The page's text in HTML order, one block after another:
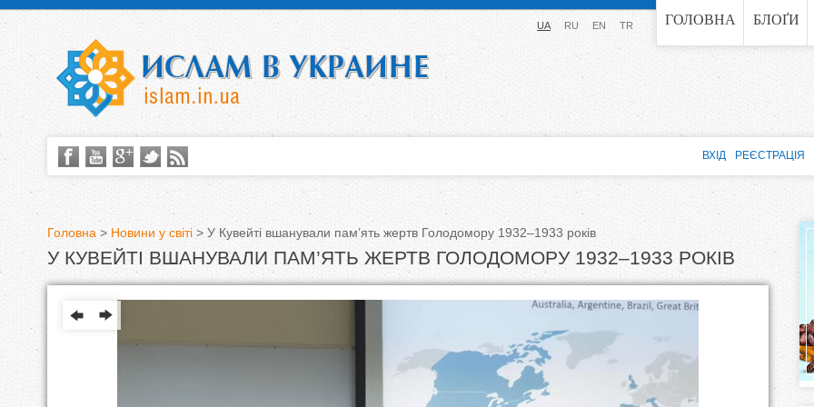
Jump to navigation ГОЛОВНА БЛОҐИ
UA RU EN TR
В
Головна > Новини у світі > У Кувейті вшанували пам’ять жертв Голодомору 1932–1933 років
У КУВЕЙТІ ВШАНУВАЛИ ПАМ’ЯТЬ ЖЕРТВ ГОЛОДОМОРУ 1932–1933 РОКІВ
ВХІД РЕЄСТРАЦІЯ